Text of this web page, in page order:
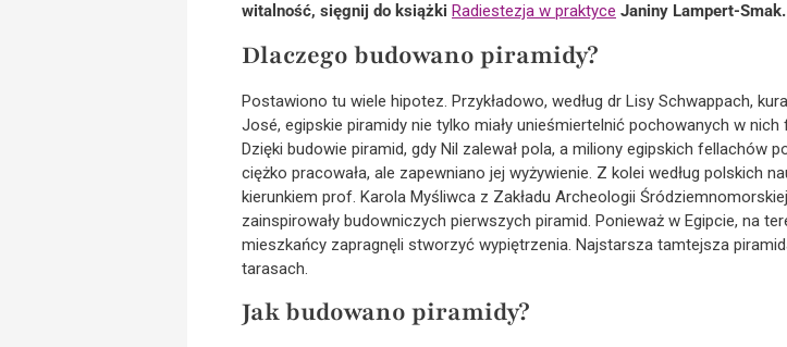
witalność, sięgnij do książki Radiestezja w praktyce Janiny Lampert-Smak.
Dlaczego budowano piramidy?
Postawiono tu wiele hipotez. Przykładowo, według dr Lisy Schwappach,
José, egipskie piramidy nie tylko miały unieśmiertelnić pochowanych w
Dzięki budowie piramid, gdy Nil zalewał pola, a miliony egipskich fellachów
ciężko pracowała, ale zapewniano jej wyżywienie. Z kolei według polskich
kierunkiem prof. Karola Myśliwca z Zakładu Archeologii
zainspirowały budowniczych pierwszych piramid. Ponieważ w Egipcie, na
mieszkańcy zapragnęli stworzyć wypiętrzenia. Najstarsza tamtejsza
tarasach.
Jak budowano piramidy?